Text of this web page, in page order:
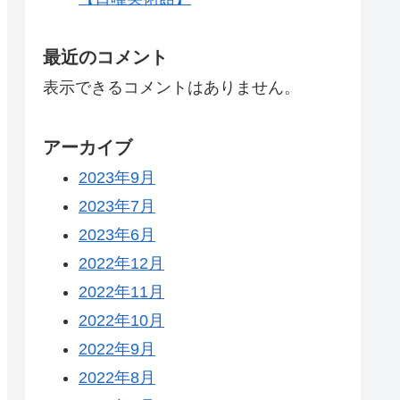
最近のコメント
表示できるコメントはありません。
アーカイブ
2023年9月
2023年7月
2023年6月
2022年12月
2022年11月
2022年10月
2022年9月
2022年8月